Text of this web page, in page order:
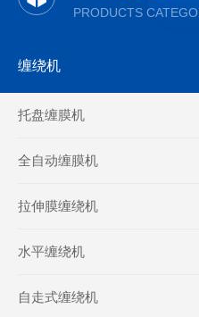
PRODUCTS
缠绕机
托盘缠膜机
全自动缠膜机
拉伸膜缠绕机
水平缠绕机
自走式缠绕机